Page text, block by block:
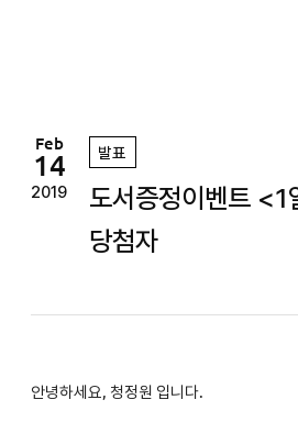
Feb
14
2019
발표
도서증정이벤트 <1
당첨자
안녕하세요, 청정원 입니다.